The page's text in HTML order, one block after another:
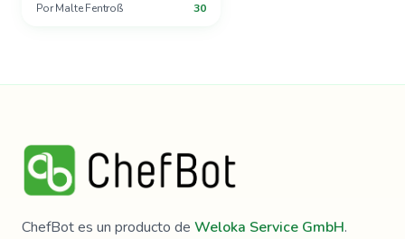
Por Malte Fentroß 30
ChefBot es un producto de Weloka Service GmbH.